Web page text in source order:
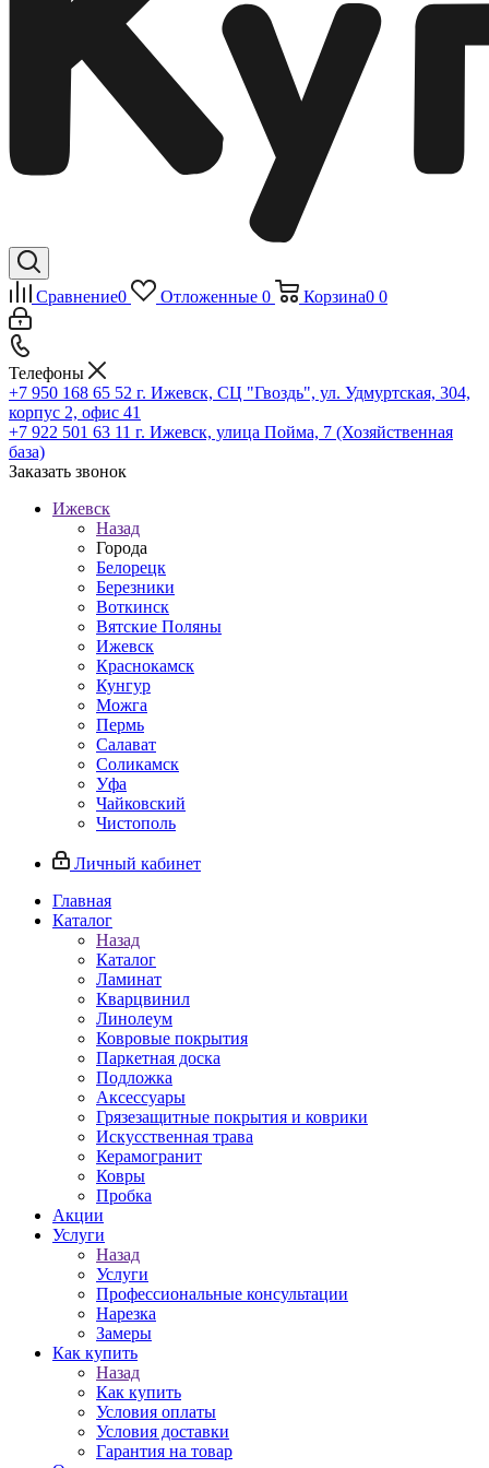
Сравнение0 Отложенные 0 Корзина0 0
Телефоны
+7 950 168 65 52 г. Ижевск, СЦ "Гвоздь", ул. Удмуртская, 304,
корпус 2, офис 41
+7 922 501 63 11 г. Ижевск, улица Пойма, 7 (Хозяйственная
база)
Заказать звонок
Ижевск
Назад
Города
Белорецк
Березники
Воткинск
Вятские Поляны
Ижевск
Краснокамск
Кунгур
Можга
Пермь
Салават
Соликамск
Уфа
Чайковский
Чистополь
Личный кабинет
Главная
Каталог
Назад
Каталог
Ламинат
Кварцвинил
Линолеум
Ковровые покрытия
Паркетная доска
Подложка
Аксессуары
Грязезащитные покрытия и коврики
Искусственная трава
Керамогранит
Ковры
Пробка
Акции
Услуги
Назад
Услуги
Профессиональные консультации
Нарезка
Замеры
Как купить
Назад
Как купить
Условия оплаты
Условия доставки
Гарантия на товар